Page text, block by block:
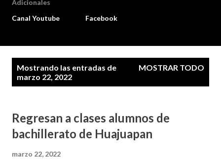
Adicionales
Canal Youtube
Facebook
Mostrando las entradas de
marzo 22, 2022
MOSTRAR TODO
Regresan a clases alumnos de
bachillerato de Huajuapan
marzo 22, 2022